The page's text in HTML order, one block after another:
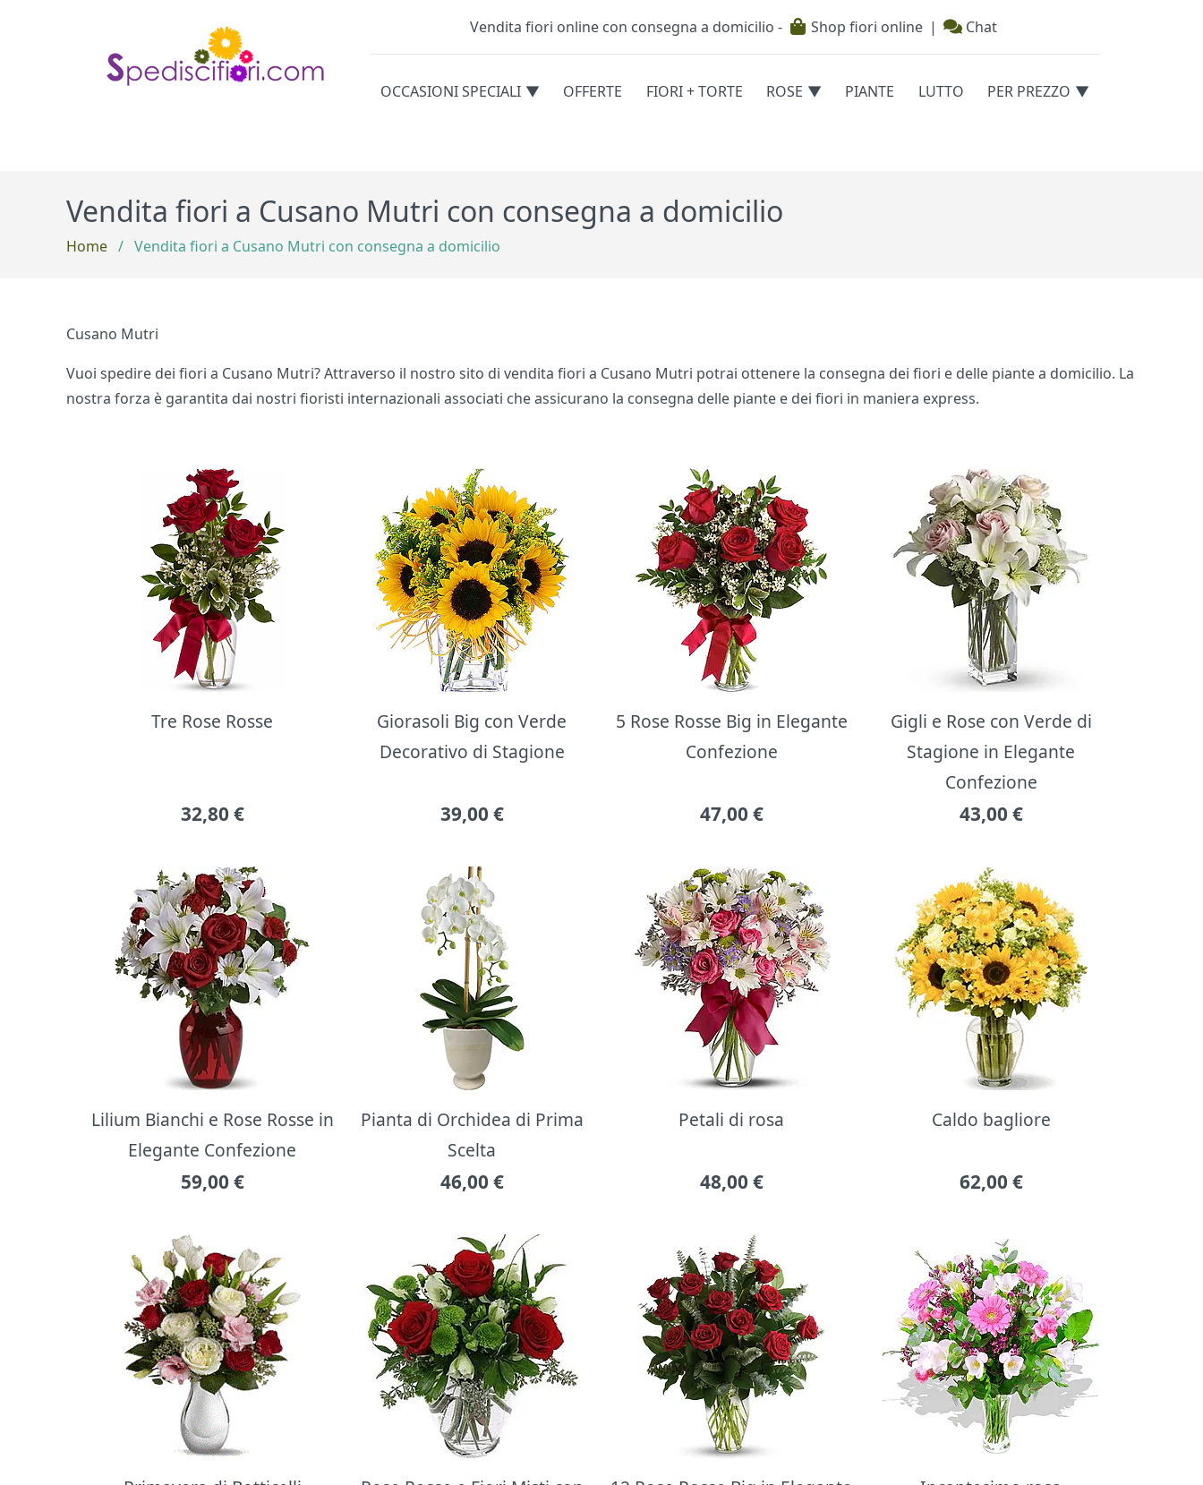
Testata
Vendita fiori online con consegna a domicilio - Shop fiori online | Chat
Categorie
OCCASIONI SPECIALI OFFERTE FIORI + TORTE ROSE PIANTE LUTTO PER PREZZO
Vendita fiori a Cusano Mutri con consegna a domicilio
Home / Vendita fiori a Cusano Mutri con consegna a domicilio
Cusano Mutri
Vuoi spedire dei fiori a Cusano Mutri? Attraverso il nostro sito di vendita fiori a Cusano Mutri potrai ottenere la consegna dei fiori e delle piante a domicilio. La
nostra forza è garantita dai nostri fioristi internazionali associati che assicurano la consegna delle piante e dei fiori in maniera express.
Bouquet di fiori
Tre Rose Rosse
32,80 €
Giorasoli Big con Verde
Decorativo di Stagione
39,00 €
5 Rose Rosse Big in Elegante
Confezione
47,00 €
Gigli e Rose con Verde di
Stagione in Elegante
Confezione
43,00 €
Lilium Bianchi e Rose Rosse in
Elegante Confezione
59,00 €
Pianta di Orchidea di Prima
Scelta
46,00 €
Petali di rosa
48,00 €
Caldo bagliore
62,00 €